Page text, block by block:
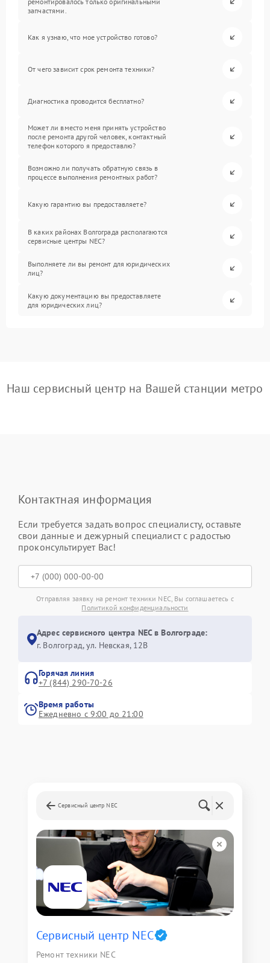
запчастями.
Как я узнаю, что мое устройство готово?
От чего зависит срок ремонта техники?
Диагностика проводится бесплатно?
Может ли вместо меня принять устройство
после ремонта другой человек, контактный
телефон которого я предоставлю?
Возможно ли получать обратную связь в
процессе выполнения ремонтных работ?
Какую гарантию вы предоставляете?
В каких районах Волгограда располагаются
сервисные центры NEC?
Выполняете ли вы ремонт для юридических
лиц?
Какую документацию вы предоставляете
для юридических лиц?
Наш сервисный центр на Вашей станции метро
Контактная информация
Если требуется задать вопрос специалисту, оставьте
свои данные и дежурный специалист с радостью
проконсультирует Вас!
Отправляя заявку на ремонт техники NEC, Вы соглашаетесь с
Политикой конфиденциальности
Адрес сервисного центра NEC в Волгограде:
г. Волгоград, ул. Невская, 12В
Горячая линия
+7 (844) 290-70-26
Время работы
Ежедневно с 9:00 до 21:00
Сервисный центр NEC
Сервисный центр NEC
Ремонт техники NEC